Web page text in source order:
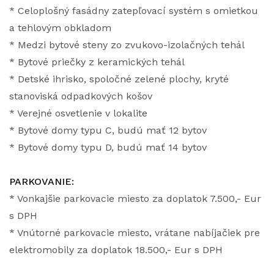
* Celoplošný fasádny zatepľovací systém s omietkou
a tehlovým obkladom
* Medzi bytové steny zo zvukovo-izolačných tehál
* Bytové priečky z keramických tehál
* Detské ihrisko, spoločné zelené plochy, kryté
stanoviská odpadkových košov
* Verejné osvetlenie v lokalite
* Bytové domy typu C, budú mať 12 bytov
* Bytové domy typu D, budú mať 14 bytov
PARKOVANIE:
* Vonkajšie parkovacie miesto za doplatok 7.500,- Eur
s DPH
* Vnútorné parkovacie miesto, vrátane nabíjačiek pre
elektromobily za doplatok 18.500,- Eur s DPH